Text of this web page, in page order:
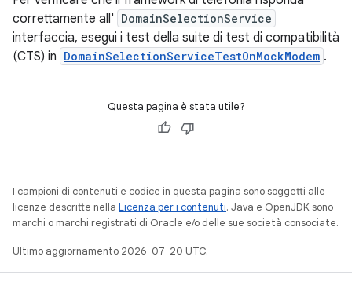
correttamente all' DomainSelectionService
interfaccia, esegui i test della suite di test di compatibilità
(CTS) in DomainSelectionServiceTestOnMockModem .
Questa pagina è stata utile?
I campioni di contenuti e codice in questa pagina sono soggetti alle
licenze descritte nella Licenza per i contenuti. Java e OpenJDK sono
marchi o marchi registrati di Oracle e/o delle sue società consociate.
Ultimo aggiornamento 2026-07-20 UTC.